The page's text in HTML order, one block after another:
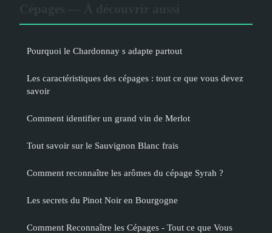
Pourquoi le Chardonnay s adapte partout
Les caractéristiques des cépages : tout ce que vous devez
savoir
Comment identifier un grand vin de Merlot
Tout savoir sur le Sauvignon Blanc frais
Comment reconnaître les arômes du cépage Syrah ?
Les secrets du Pinot Noir en Bourgogne
Comment Reconnaître les Cépages - Tout ce que Vous